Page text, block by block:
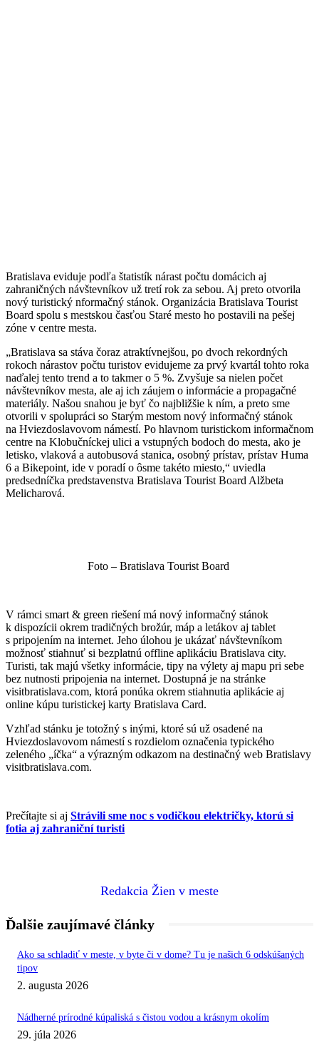
Bratislava eviduje podľa štatistík nárast počtu domácich aj
zahraničných návštevníkov už tretí rok za sebou. Aj preto otvorila
nový turistický nformačný stánok. Organizácia Bratislava Tourist
Board spolu s mestskou časťou Staré mesto ho postavili na pešej
zóne v centre mesta.
„Bratislava sa stáva čoraz atraktívnejšou, po dvoch rekordných
rokoch nárastov počtu turistov evidujeme za prvý kvartál tohto roka
naďalej tento trend a to takmer o 5 %. Zvyšuje sa nielen počet
návštevníkov mesta, ale aj ich záujem o informácie a propagačné
materiály. Našou snahou je byť čo najbližšie k ním, a preto sme
otvorili v spolupráci so Starým mestom nový informačný stánok
na Hviezdoslavovom námestí. Po hlavnom turistickom informačnom
centre na Klobučníckej ulici a vstupných bodoch do mesta, ako je
letisko, vlaková a autobusová stanica, osobný prístav, prístav Huma
6 a Bikepoint, ide v poradí o ôsme takéto miesto,“ uviedla
predsedníčka predstavenstva Bratislava Tourist Board Alžbeta
Melicharová.
Foto – Bratislava Tourist Board
V rámci smart & green riešení má nový informačný stánok
k dispozícii okrem tradičných brožúr, máp a letákov aj tablet
s pripojením na internet. Jeho úlohou je ukázať návštevníkom
možnosť stiahnuť si bezplatnú offline aplikáciu Bratislava city.
Turisti, tak majú všetky informácie, tipy na výlety aj mapu pri sebe
bez nutnosti pripojenia na internet. Dostupná je na stránke
visitbratislava.com, ktorá ponúka okrem stiahnutia aplikácie aj
online kúpu turistickej karty Bratislava Card.
Vzhľad stánku je totožný s inými, ktoré sú už osadené na
Hviezdoslavovom námestí s rozdielom označenia typického
zeleného „íčka“ a výrazným odkazom na destinačný web Bratislavy
visitbratislava.com.
Prečítajte si aj Strávili sme noc s vodičkou električky, ktorú si
fotia aj zahraniční turisti
Redakcia Žien v meste
Ďalšie zaujímavé články
Ako sa schladiť v meste, v byte či v dome? Tu je našich 6 odskúšaných
tipov
2. augusta 2026
Nádherné prírodné kúpaliská s čistou vodou a krásnym okolím
29. júla 2026